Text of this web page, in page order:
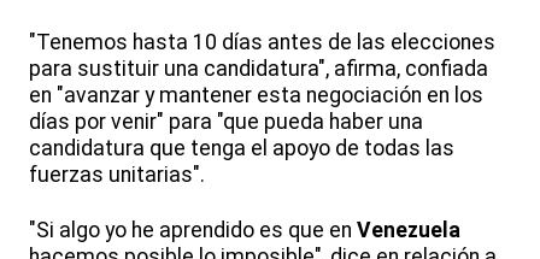
"Tenemos hasta 10 días antes de las elecciones
para sustituir una candidatura", afirma, confiada
en "avanzar y mantener esta negociación en los
días por venir" para "que pueda haber una
candidatura que tenga el apoyo de todas las
fuerzas unitarias".
"Si algo yo he aprendido es que en Venezuela